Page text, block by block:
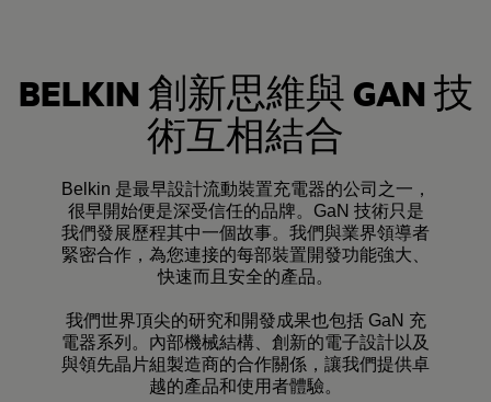
BELKIN 創新思維與 GAN 技
術互相結合
Belkin 是最早設計流動裝置充電器的公司之一，
很早開始便是深受信任的品牌。GaN 技術只是
我們發展歷程其中一個故事。我們與業界領導者
緊密合作，為您連接的每部裝置開發功能強大、
快速而且安全的產品。
我們世界頂尖的研究和開發成果也包括 GaN 充
電器系列。內部機械結構、創新的電子設計以及
與領先晶片組製造商的合作關係，讓我們提供卓
越的產品和使用者體驗。